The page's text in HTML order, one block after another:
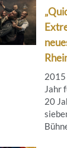
2015
Jahr
20